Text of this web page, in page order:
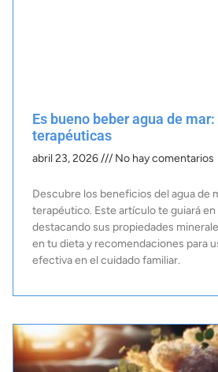
Es bueno beber agua de
terapéuticas
abril 23, 2026 No hay comentarios
Descubre los beneficios del agua de
terapéutico. Este artículo te guiará
destacando sus propiedades
en tu dieta y recomendaciones para
efectiva en el cuidado familiar.